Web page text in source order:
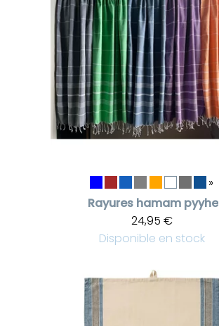
»
Rayures hamam pyyhe
24,95 €
Disponible en stock